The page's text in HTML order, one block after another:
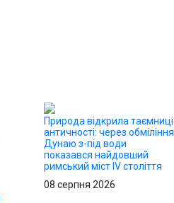
Природа відкрила таємниці
античності: через обміління
Дунаю з-під води
показався найдовший
римський міст IV століття
08 серпня 2026